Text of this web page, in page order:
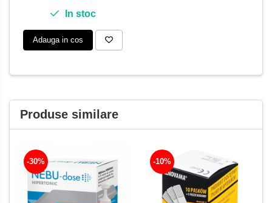
In stoc
Adauga in cos
Produse similare
-30% -10%